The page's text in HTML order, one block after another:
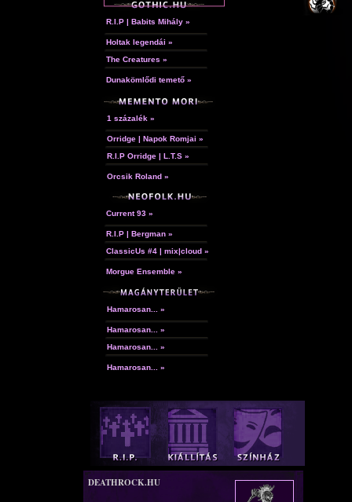
R.I.P | Babits Mihály »
Holtak legendái »
The Creatures »
Dunakömlődi temető »
1 százalék »
Orridge | Napok Romjai »
R.I.P Orridge | L.T.S »
Orcsik Roland »
Current 93 »
R.I.P | Bergman »
ClassicUs #4 | mix|cloud »
Morgue Ensemble »
Hamarosan... »
Hamarosan... »
Hamarosan... »
Hamarosan... »
DEATHROCK.HU